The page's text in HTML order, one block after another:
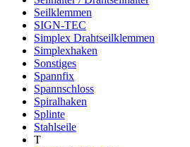
Seilklemmen
SIGN-TEC
Simplex Drahtseilklemmen
Simplexhaken
Sonstiges
Spannfix
Spannschloss
Spiralhaken
Splinte
Stahlseile
T